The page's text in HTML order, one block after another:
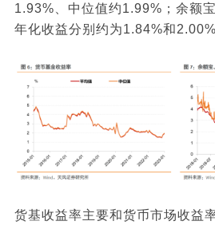
1.93%、中位值约1.99%；余额
年化收益分别约为1.84%和2.00%
货基收益率主要和货币市场收益